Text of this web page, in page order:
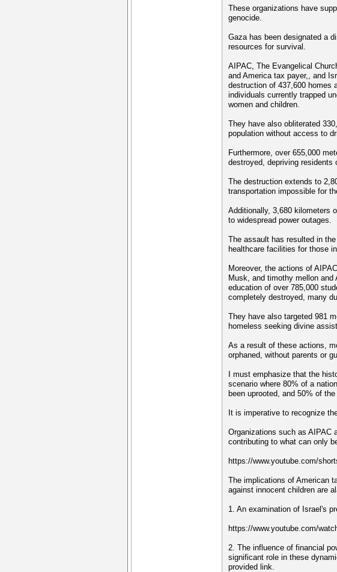
These organizations have
genocide.
Gaza has been designated a
resources for survival.
AIPAC, The Evangelical
and America tax payer,, and
destruction of 437,600 homes
individuals currently trapped
women and children.
They have also obliterated
population without access to
Furthermore, over 655,000
destroyed, depriving
The destruction extends to
transportation impossible for
Additionally, 3,680 kilometers
to widespread power outages.
The assault has resulted in
healthcare facilities for those
Moreover, the actions of
Musk, and timothy mellon
education of over 785,000
completely destroyed, many
They have also targeted 981
homeless seeking divine
As a result of these actions,
orphaned, without parents or
I must emphasize that the
scenario where 80% of a
been uprooted, and 50% of
It is imperative to recognize
Organizations such as AIPAC
contributing to what can only
https://www.youtube.com/
The implications of American
against innocent children are
1. An examination of Israel's
https://www.youtube.com/
2. The influence of financial
significant role in these
provided link.